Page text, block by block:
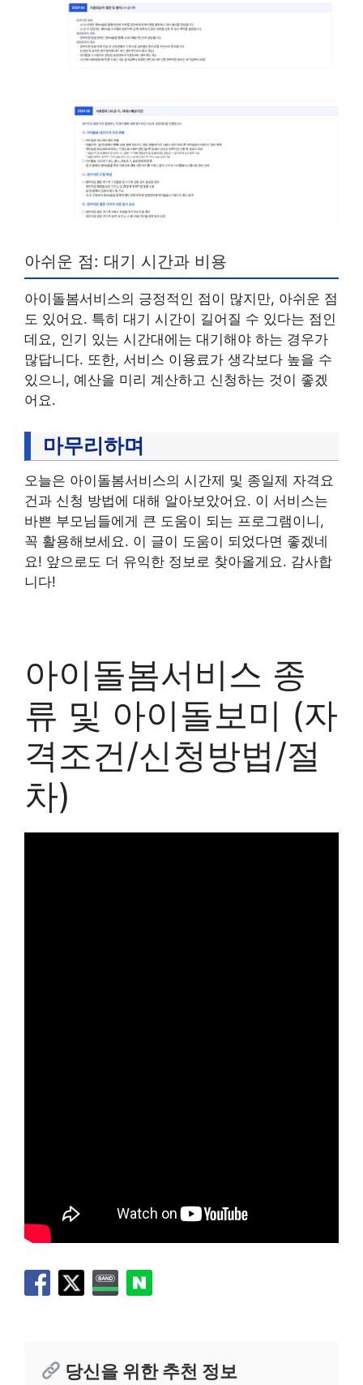
아쉬운 점: 대기 시간과 비용
아이돌봄서비스의 긍정적인 점이 많지만, 아쉬운 점
도 있어요. 특히 대기 시간이 길어질 수 있다는 점인
데요, 인기 있는 시간대에는 대기해야 하는 경우가
많답니다. 또한, 서비스 이용료가 생각보다 높을 수
있으니, 예산을 미리 계산하고 신청하는 것이 좋겠
어요.
마무리하며
오늘은 아이돌봄서비스의 시간제 및 종일제 자격요
건과 신청 방법에 대해 알아보았어요. 이 서비스는
바쁜 부모님들에게 큰 도움이 되는 프로그램이니,
꼭 활용해보세요. 이 글이 도움이 되었다면 좋겠네
요! 앞으로도 더 유익한 정보로 찾아올게요. 감사합
니다!
아이돌봄서비스 종
류 및 아이돌보미 (자
격조건/신청방법/절
차)
당신을 위한 추천 정보